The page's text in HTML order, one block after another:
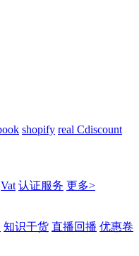
shopify real Cdiscount
Vat 认证服务 更多>
知识干货 直播回播 优惠卷